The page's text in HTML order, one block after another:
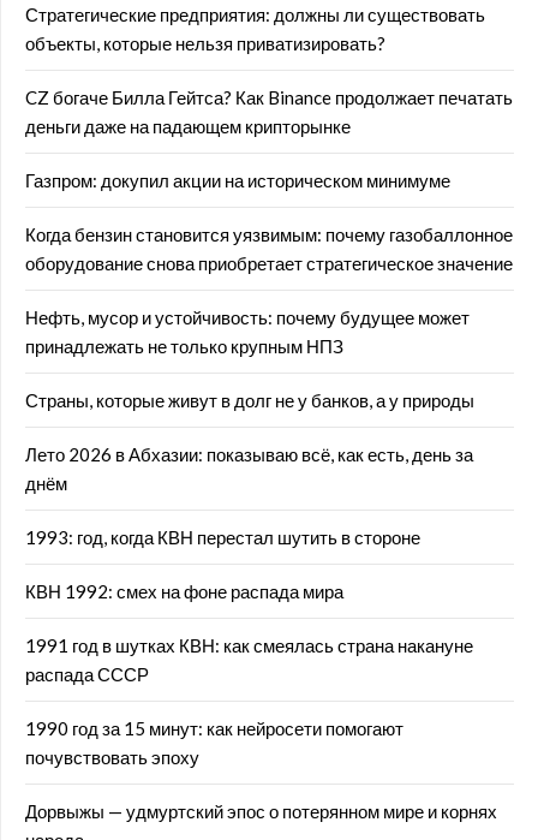
Стратегические предприятия: должны ли существовать
объекты, которые нельзя приватизировать?
CZ богаче Билла Гейтса? Как Binance продолжает печатать
деньги даже на падающем крипторынке
Газпром: докупил акции на историческом минимуме
Когда бензин становится уязвимым: почему газобаллонное
оборудование снова приобретает стратегическое значение
Нефть, мусор и устойчивость: почему будущее может
принадлежать не только крупным НПЗ
Страны, которые живут в долг не у банков, а у природы
Лето 2026 в Абхазии: показываю всё, как есть, день за
днём
1993: год, когда КВН перестал шутить в стороне
КВН 1992: смех на фоне распада мира
1991 год в шутках КВН: как смеялась страна накануне
распада СССР
1990 год за 15 минут: как нейросети помогают
почувствовать эпоху
Дорвыжы — удмуртский эпос о потерянном мире и корнях